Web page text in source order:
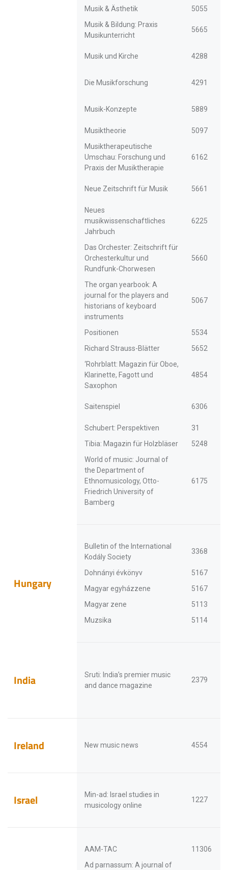
Musik & Ästhetik
5055
Musik & Bildung: Praxis
Musikunterricht
5665
Musik und Kirche 4288
Die Musikforschung 4291
Musik-Konzepte 5889
Musiktheorie
5097
Musiktherapeutische
Umschau: Forschung und
Praxis der Musiktherapie
6162
Neue Zeitschrift für Musik 5661
Neues
musikwissenschaftliches
Jahrbuch
6225
Das Orchester: Zeitschrift für
Orchesterkultur und
Rundfunk-Chorwesen
5660
The organ yearbook: A
journal for the players and
historians of keyboard
instruments
5067
Positionen
5534
Richard Strauss-Blätter
5652
‘Rohrblatt: Magazin für Oboe,
Klarinette, Fagott und
Saxophon
4854
Saitenspiel 6306
Schubert: Perspektiven
31
Tibia: Magazin für Holzbläser
5248
World of music: Journal of
the Department of
Ethnomusicology, Otto-
Friedrich University of
Bamberg
6175
Hungary
Bulletin of the International
Kodály Society
3368
Dohnányi évkönyv
5167
Magyar egyházzene
5167
Magyar zene
5113
Muzsika
5114
India
Sruti: India’s premier music
and dance magazine
2379
Ireland New music news 4554
Israel
Min-ad: Israel studies in
musicology online
1227
AAM-TAC
11306
Ad parnassum: A journal of